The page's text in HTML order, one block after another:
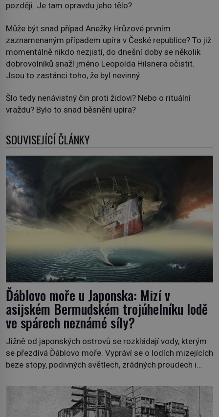
později. Je tam opravdu jeho tělo?
Může být snad případ Anežky Hrůzové prvním
zaznamenaným případem upíra v České republice? To již
momentálně nikdo nezjistí, do dnešní doby se několik
dobrovolníků snaží jméno Leopolda Hilsnera očistit.
Jsou to zastánci toho, že byl nevinný.
Šlo tedy nenávistný čin proti židovi? Nebo o rituální
vraždu? Bylo to snad běsnění upíra?
SOUVISEJÍCÍ ČLÁNKY
Ďáblovo moře u Japonska: Mizí v
asijském Bermudském trojúhelníku lodě
ve spárech neznámé síly?
Jižně od japonských ostrovů se rozkládají vody, kterým
se přezdívá Ďáblovo moře. Vypráví se o lodích mizejících
beze stopy, podivných světlech, zrádných proudech i
dávných legendách. Je tichomořský Dračí trojúhelník
skutečně prokletým místem, nebo se zde jen
nebezpečná příroda proměnila v jednu z